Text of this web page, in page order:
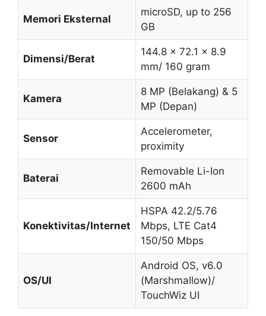
Memori Eksternal
microSD, up to 256
GB
Dimensi/Berat
144.8 x 72.1 x 8.9
mm/ 160 gram
Kamera
8 MP (Belakang) & 5
MP (Depan)
Sensor
Accelerometer,
proximity
Baterai
Removable Li-Ion
2600 mAh
Konektivitas/Internet
HSPA 42.2/5.76
Mbps, LTE Cat4
150/50 Mbps
OS/UI
Android OS, v6.0
(Marshmallow)/
TouchWiz UI